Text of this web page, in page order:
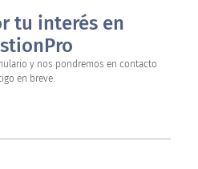
tu interés en
y nos pondremos en contacto
en breve.